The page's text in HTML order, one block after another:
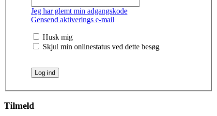
Jeg har glemt min adgangskode
Gensend aktiverings e-mail
Husk mig
Skjul min onlinestatus ved dette besøg
Tilmeld